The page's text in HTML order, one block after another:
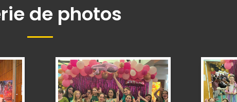
de photos